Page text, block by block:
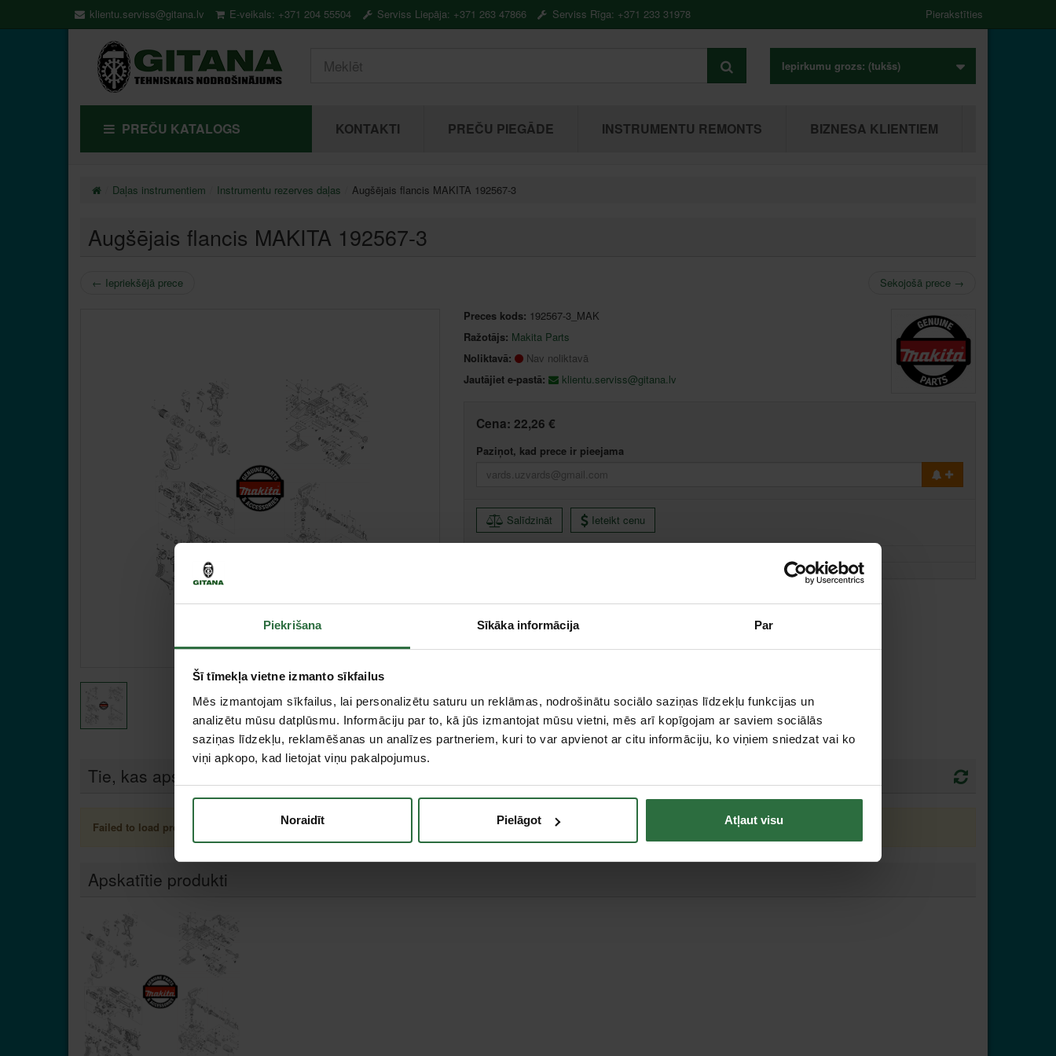
Piekrišana Sīkāka informācija Par
Šī tīmekļa vietne izmanto sīkfailus
Mēs izmantojam sīkfailus, lai personalizētu saturu un reklāmas, nodrošinātu sociālo saziņas līdzekļu funkcijas un
analizētu mūsu datplūsmu. Informāciju par to, kā jūs izmantojat mūsu vietni, mēs arī kopīgojam ar saviem sociālās
saziņas līdzekļu, reklamēšanas un analīzes partneriem, kuri to var apvienot ar citu informāciju, ko viņiem sniedzat vai ko
viņi apkopo, kad lietojat viņu pakalpojumus.
Noraidīt Pielāgot Atļaut visu
klientu.serviss@gitana.lv E-veikals: +371 204 55504 Serviss Liepāja: +371 263 47866 Serviss Rīga: +371 233 31978 Pierakstīties
Iepirkumu grozs: (tukšs)
PREČU KATALOGS KONTAKTI PREČU PIEGĀDE INSTRUMENTU REMONTS BIZNESA KLIENTIEM
Daļas instrumentiem Instrumentu rezerves daļas Augšējais flancis MAKITA 192567-3
Augšējais flancis MAKITA 192567-3
← Iepriekšējā prece Sekojošā prece →
Preces kods: 192567-3_MAK
Ražotājs: Makita Parts
Noliktavā:
Nav noliktavā
Jautājiet e-pastā:
klientu.serviss@gitana.lv
Cena: 22,26 €
Paziņot, kad prece ir pieejama
Salīdzināt Ieteikt cenu
Tie, kas apskatīja šo preci, tāpat interesējās par...
Failed to load product list.
Apskatītie produkti